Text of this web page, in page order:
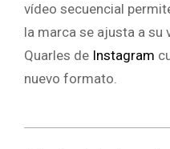
vídeo secuencial
la marca se ajusta a su
Quarles de Instagram
nuevo formato.